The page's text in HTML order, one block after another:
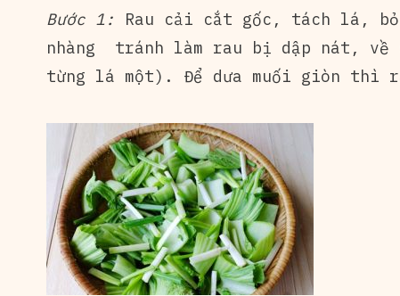
Bước 1: Rau cải cắt gốc, tách lá,
nhàng tránh làm rau bị dập nát, về
từng lá một). Để dưa muối giòn thì